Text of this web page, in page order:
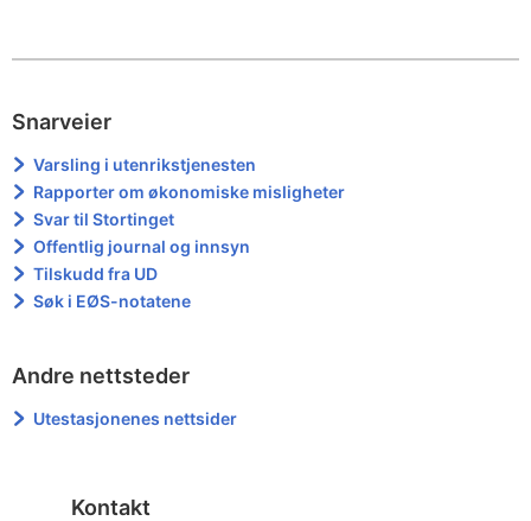
Snarveier
Varsling i utenrikstjenesten
Rapporter om økonomiske misligheter
Svar til Stortinget
Offentlig journal og innsyn
Tilskudd fra UD
Søk i EØS-notatene
Andre nettsteder
Utestasjonenes nettsider
Kontakt